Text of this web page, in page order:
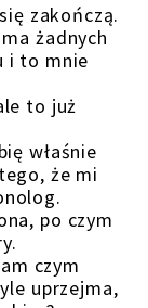
zakończą.
żadnych
i to mnie
to już
właśnie
że mi
po czym
czym
uprzejma,